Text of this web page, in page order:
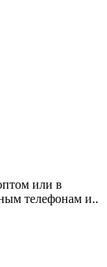
или в
телефонам и..